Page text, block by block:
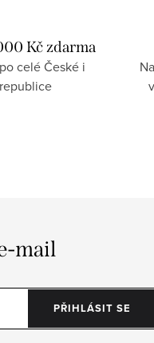
Kč zdarma
celé České i
mail
PŘIHLÁSIT SE